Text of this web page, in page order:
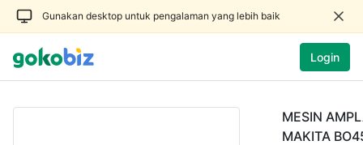
Gunakan desktop untuk pengalaman yang lebih baik
Login
MESIN
MAKITA